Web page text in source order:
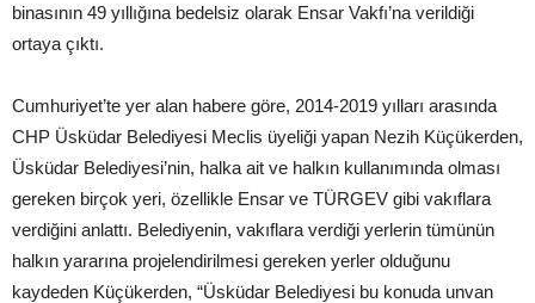
binasının 49 yıllığına bedelsiz olarak Ensar Vakfı’na verildiği
ortaya çıktı.
Cumhuriyet’te yer alan habere göre, 2014-2019 yılları arasında
CHP Üsküdar Belediyesi Meclis üyeliği yapan Nezih Küçükerden,
Üsküdar Belediyesi’nin, halka ait ve halkın kullanımında olması
gereken birçok yeri, özellikle Ensar ve TÜRGEV gibi vakıflara
verdiğini anlattı. Belediyenin, vakıflara verdiği yerlerin tümünün
halkın yararına projelendirilmesi gereken yerler olduğunu
kaydeden Küçükerden, “Üsküdar Belediyesi bu konuda unvan